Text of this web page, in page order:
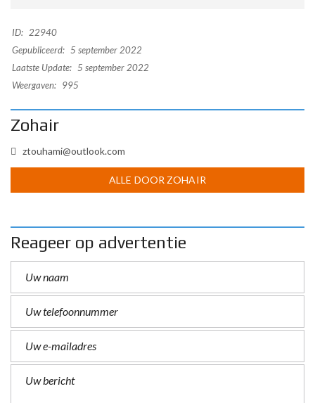
ID: 22940
Gepubliceerd: 5 september 2022
Laatste Update: 5 september 2022
Weergaven: 995
Zohair
ztouhami@outlook.com
ALLE DOOR ZOHAIR
Reageer op advertentie